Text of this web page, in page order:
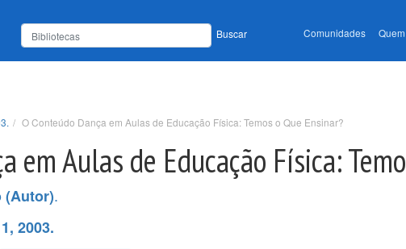
Buscar Comunidades
O Conteúdo Dança em Aulas de Educação Física: Temos o Que Ensinar?
em Aulas de Educação Física:
(Autor).
2003.